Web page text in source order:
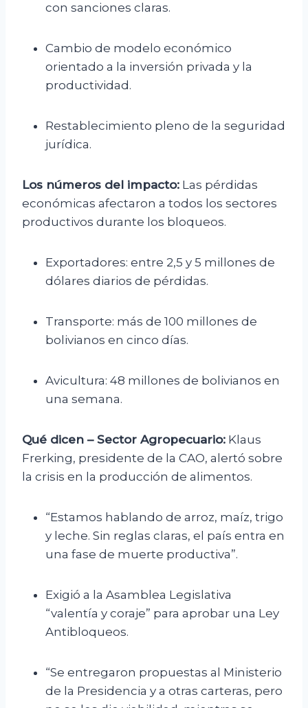
con sanciones claras.
Cambio de modelo económico
orientado a la inversión privada y la
productividad.
Restablecimiento pleno de la seguridad
jurídica.
Los números del impacto: Las pérdidas
económicas afectaron a todos los sectores
productivos durante los bloqueos.
Exportadores: entre 2,5 y 5 millones de
dólares diarios de pérdidas.
Transporte: más de 100 millones de
bolivianos en cinco días.
Avicultura: 48 millones de bolivianos en
una semana.
Qué dicen – Sector Agropecuario: Klaus
Frerking, presidente de la CAO, alertó sobre
la crisis en la producción de alimentos.
“Estamos hablando de arroz, maíz, trigo
y leche. Sin reglas claras, el país entra en
una fase de muerte productiva”.
Exigió a la Asamblea Legislativa
“valentía y coraje” para aprobar una Ley
Antibloqueos.
“Se entregaron propuestas al Ministerio
de la Presidencia y a otras carteras, pero